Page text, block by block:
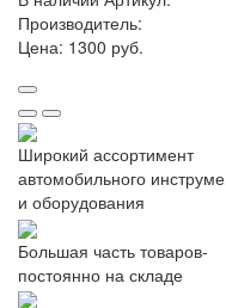
Производитель:
Цена: 1300 руб.
Широкий ассортимент
автомобильного
и оборудования
Большая часть товаров-
постоянно на складе